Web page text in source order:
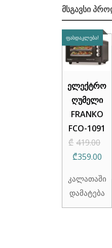
ᲛᲡᲒᲐᲕᲡᲘ
ᲤᲐᲡᲓᲐᲙᲚᲔᲑᲐ!
ელექტრო
ღუმელი
FRANKO
FCO-1091
₾ 419.00
₾359.00
is:
კალათაში
დამატება